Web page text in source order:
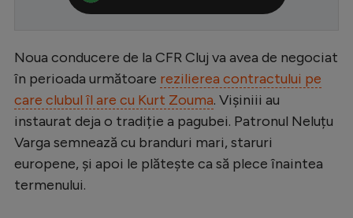
Premier League
Bundesliga
Ligue 1
Campionate
Noua conducere de la CFR Cluj va avea de negociat
în perioada următoare rezilierea contractului pe
care clubul îl are cu Kurt Zouma. Vișiniii au
instaurat deja o tradiție a pagubei. Patronul Neluțu
Varga semnează cu branduri mari, staruri
europene, și apoi le plătește ca să plece înaintea
termenului.